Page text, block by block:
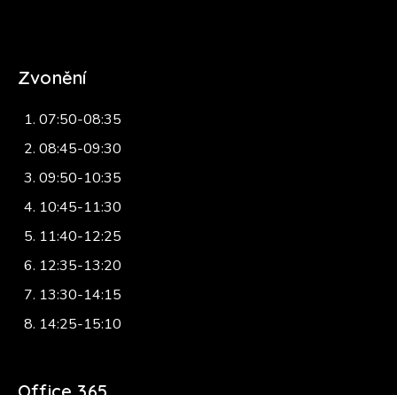
Zvonění
07:50-08:35
08:45-09:30
09:50-10:35
10:45-11:30
11:40-12:25
12:35-13:20
13:30-14:15
14:25-15:10